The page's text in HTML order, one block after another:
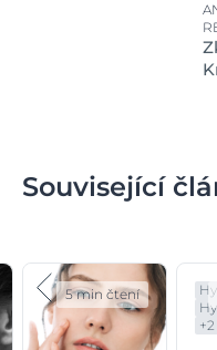
Související
5 min čtení
+2